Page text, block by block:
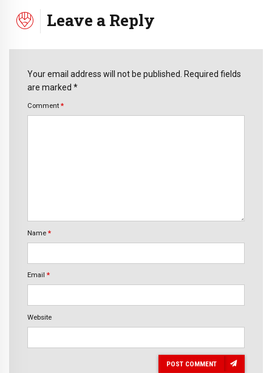
Leave a Reply
Your email address will not be published. Required fields
are marked *
Comment *
Name *
Email *
Website
POST COMMENT